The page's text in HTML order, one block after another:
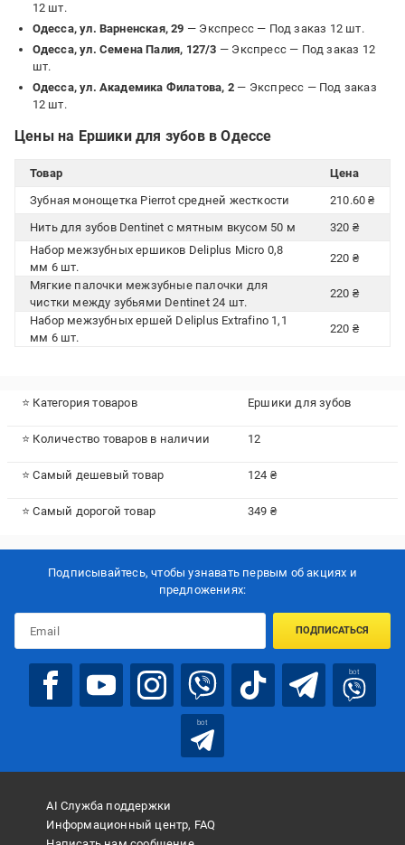
12 шт.
Одесса, ул. Варненская, 29 — Экспресс — Под заказ 12 шт.
Одесса, ул. Семена Палия, 127/3 — Экспресс — Под заказ 12
шт.
Одесса, ул. Академика Филатова, 2 — Экспресс — Под заказ
12 шт.
Цены на Ершики для зубов в Одессе
Товар
Цена
Зубная монощетка Pierrot средней жесткости
210.60 ₴
Нить для зубов Dentinet с мятным вкусом 50 м
320 ₴
Набор межзубных ершиков Deliplus Micro 0,8
мм 6 шт.
220 ₴
Мягкие палочки межзубные палочки для
чистки между зубьями Dentinet 24 шт.
220 ₴
Набор межзубных ершей Deliplus Extrafino 1,1
мм 6 шт.
220 ₴
⭐ Категория товаров Ершики для зубов
⭐ Количество товаров в наличии 12
⭐ Самый дешевый товар 124 ₴
⭐ Самый дорогой товар 349 ₴
Подписывайтесь, чтобы узнавать первым об акцияx и
предложениях:
ПОДПИСАТЬСЯ
bot
bot
AI Служба поддержки
Информационный центр, FAQ